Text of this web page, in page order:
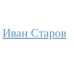
Иван Старов